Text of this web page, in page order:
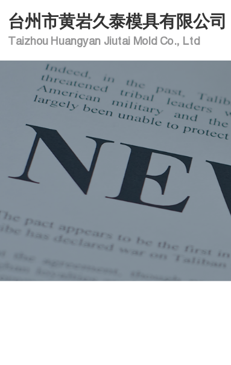
台州市黄岩久泰模具有限公司
Taizhou Huangyan Jiutai Mold Co., Ltd